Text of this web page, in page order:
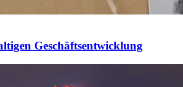
Geschäftsentwicklung